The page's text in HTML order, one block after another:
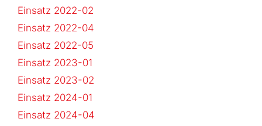
Einsatz 2022-02
Einsatz 2022-04
Einsatz 2022-05
Einsatz 2023-01
Einsatz 2023-02
Einsatz 2024-01
Einsatz 2024-04